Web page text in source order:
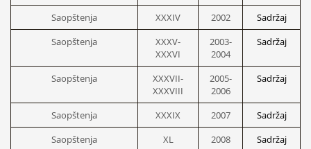
Saopštenja XXXIV 2002
Sadržaj
Saopštenja
XXXV-
XXXVI
2003-
2004
Sadržaj
Saopštenja
XXXVII-
XXXVIII
2005-
2006
Sadržaj
Saopštenja XXXIX 2007
Sadržaj
Saopštenja
XL 2008
Sadržaj